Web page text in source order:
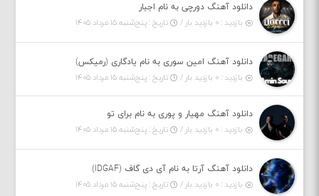
دانلود آهنگ دورچی به نام اجبار
بازدید : ۰ بازدید بار /
تاریخ : پنج‌شنبه ۱۵ مرداد ۱۴۰۵
دانلود آهنگ امین سوری به نام یادگاری (رمیکس)
بازدید : ۰ بازدید بار /
تاریخ : پنج‌شنبه ۱۵ مرداد ۱۴۰۵
دانلود آهنگ مهیار و پوری به نام برای تو
بازدید : ۰ بازدید بار /
تاریخ : پنج‌شنبه ۱۵ مرداد ۱۴۰۵
دانلود آهنگ آرتا به نام آی دی گاف (IDGAF)
بازدید : ۰ بازدید بار /
تاریخ : پنج‌شنبه ۱۵ مرداد ۱۴۰۵